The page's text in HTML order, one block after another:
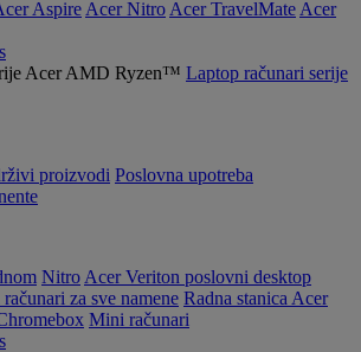
Aspire Acer Nitro Acer TravelMate Acer
Laptop računari serije
proizvodi Poslovna upotreba
Nitro Acer Veriton poslovni desktop
za sve namene Radna stanica Acer
Mini računari